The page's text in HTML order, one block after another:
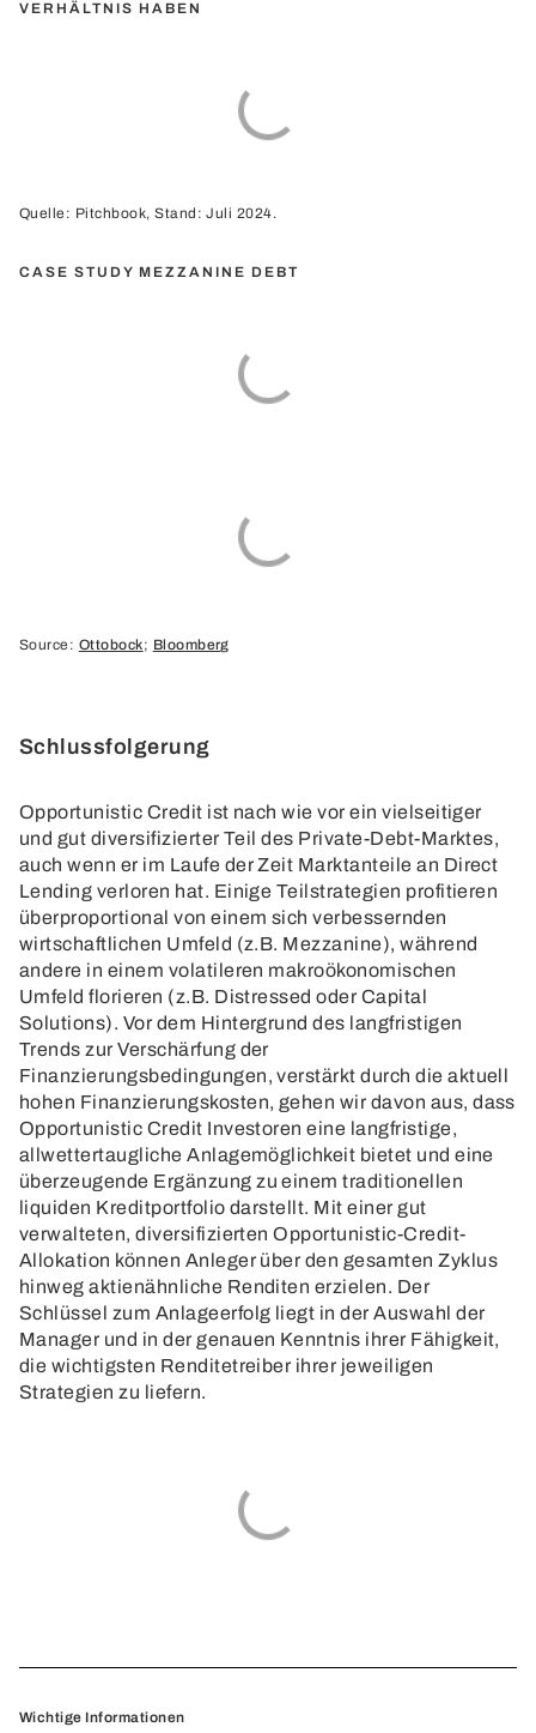
VERHÄLTNIS HABEN
Quelle: Pitchbook, Stand: Juli 2024.
CASE STUDY MEZZANINE DEBT
Source: Ottobock; Bloomberg
Schlussfolgerung
Opportunistic Credit ist nach wie vor ein vielseitiger
und gut diversifizierter Teil des Private-Debt-Marktes,
auch wenn er im Laufe der Zeit Marktanteile an Direct
Lending verloren hat. Einige Teilstrategien profitieren
überproportional von einem sich verbessernden
wirtschaftlichen Umfeld (z.B. Mezzanine), während
andere in einem volatileren makroökonomischen
Umfeld florieren (z.B. Distressed oder Capital
Solutions). Vor dem Hintergrund des langfristigen
Trends zur Verschärfung der
Finanzierungsbedingungen, verstärkt durch die aktuell
hohen Finanzierungskosten, gehen wir davon aus, dass
Opportunistic Credit Investoren eine langfristige,
allwettertaugliche Anlagemöglichkeit bietet und eine
überzeugende Ergänzung zu einem traditionellen
liquiden Kreditportfolio darstellt. Mit einer gut
verwalteten, diversifizierten Opportunistic-Credit-
Allokation können Anleger über den gesamten Zyklus
hinweg aktienähnliche Renditen erzielen. Der
Schlüssel zum Anlageerfolg liegt in der Auswahl der
Manager und in der genauen Kenntnis ihrer Fähigkeit,
die wichtigsten Renditetreiber ihrer jeweiligen
Strategien zu liefern.
Wichtige Informationen